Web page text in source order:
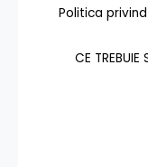
Politica
CE TREBUIE